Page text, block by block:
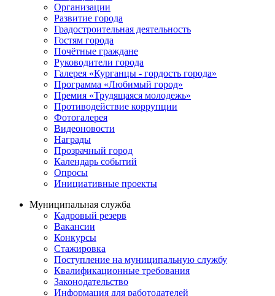
Организации
Развитие города
Градостроительная деятельность
Гостям города
Почётные граждане
Руководители города
Галерея «Курганцы - гордость города»
Программа «Любимый город»
Премия «Трудящаяся молодежь»
Противодействие коррупции
Фотогалерея
Видеоновости
Награды
Прозрачный город
Календарь событий
Опросы
Инициативные проекты
Муниципальная служба
Кадровый резерв
Вакансии
Конкурсы
Стажировка
Поступление на муниципальную службу
Квалификационные требования
Законодательство
Информация для работодателей